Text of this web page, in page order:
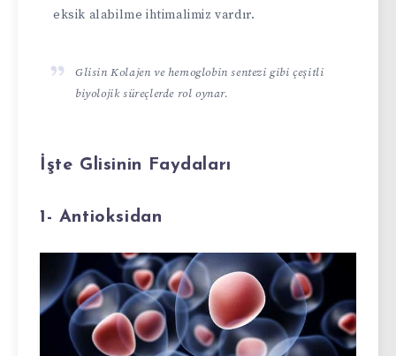
eksik alabilme ihtimalimiz vardır.
Glisin Kolajen ve hemoglobin sentezi gibi çeşitli
biyolojik süreçlerde rol oynar.
İşte Glisinin Faydaları
1- Antioksidan